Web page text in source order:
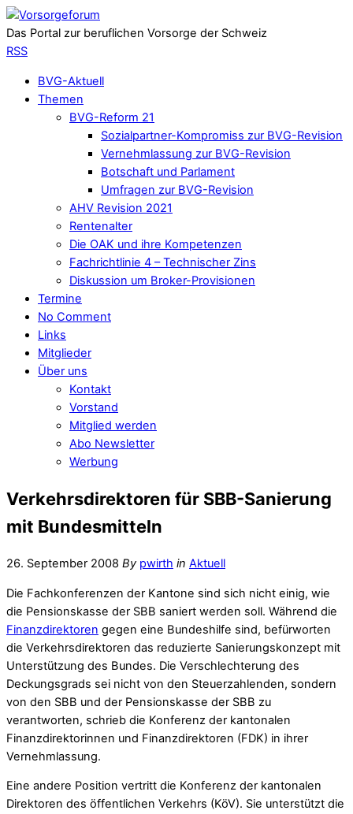
Das Portal zur beruflichen Vorsorge der Schweiz
RSS
BVG-Aktuell
Themen
BVG-Reform 21
Sozialpartner-Kompromiss zur BVG-Revision
Vernehmlassung zur BVG-Revision
Botschaft und Parlament
Umfragen zur BVG-Revision
AHV Revision 2021
Rentenalter
Die OAK und ihre Kompetenzen
Fachrichtlinie 4 – Technischer Zins
Diskussion um Broker-Provisionen
Termine
No Comment
Links
Mitglieder
Über uns
Kontakt
Vorstand
Mitglied werden
Abo Newsletter
Werbung
Verkehrsdirektoren für SBB-Sanierung
mit Bundesmitteln
26. September 2008 By pwirth in Aktuell
Die Fachkonferenzen der Kantone sind sich nicht einig, wie
die Pensionskasse der SBB saniert werden soll. Während die
Finanzdirektoren gegen eine Bundeshilfe sind, befürworten
die Verkehrsdirektoren das reduzierte Sanierungskonzept mit
Unterstützung des Bundes. Die Verschlechterung des
Deckungsgrads sei nicht von den Steuerzahlenden, sondern
von den SBB und der Pensionskasse der SBB zu
verantworten, schrieb die Konferenz der kantonalen
Finanzdirektorinnen und Finanzdirektoren (FDK) in ihrer
Vernehmlassung.
Eine andere Position vertritt die Konferenz der kantonalen
Direktoren des öffentlichen Verkehrs (KöV). Sie unterstützt die